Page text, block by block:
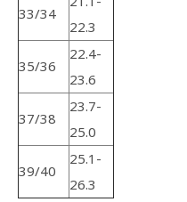
33/34
22.3
35/36
22.4-
23.6
37/38
23.7-
25.0
39/40
25.1-
26.3